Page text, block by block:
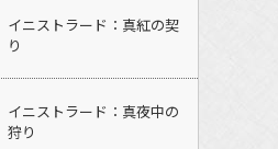
イニストラード：真紅の契
り
イニストラード：真夜中の
狩り